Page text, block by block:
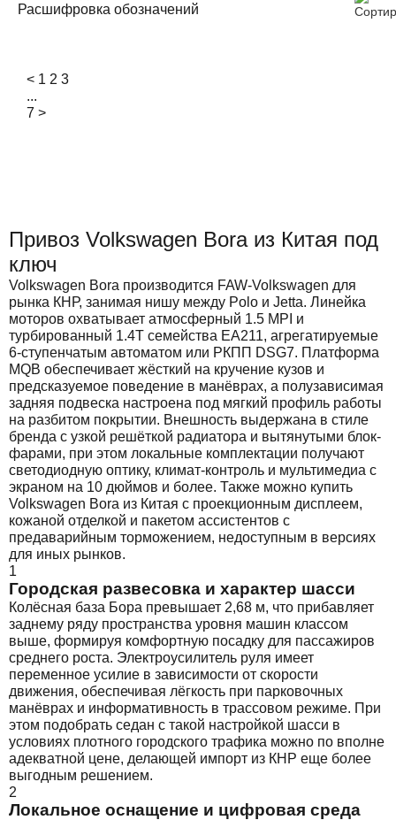
Расшифровка обозначений
< 1 2 3
...
7 >
Привоз Volkswagen Bora из Китая под
ключ
Volkswagen Bora производится FAW-Volkswagen для
рынка КНР, занимая нишу между Polo и Jetta. Линейка
моторов охватывает атмосферный 1.5 MPI и
турбированный 1.4T семейства EA211, агрегатируемые
6-ступенчатым автоматом или РКПП DSG7. Платформа
MQB обеспечивает жёсткий на кручение кузов и
предсказуемое поведение в манёврах, а полузависимая
задняя подвеска настроена под мягкий профиль работы
на разбитом покрытии. Внешность выдержана в стиле
бренда с узкой решёткой радиатора и вытянутыми блок-
фарами, при этом локальные комплектации получают
светодиодную оптику, климат-контроль и мультимедиа с
экраном на 10 дюймов и более. Также можно купить
Volkswagen Bora из Китая с проекционным дисплеем,
кожаной отделкой и пакетом ассистентов с
предаварийным торможением, недоступным в версиях
для иных рынков.
1
Городская развесовка и характер шасси
Колёсная база Бора превышает 2,68 м, что прибавляет
заднему ряду пространства уровня машин классом
выше, формируя комфортную посадку для пассажиров
среднего роста. Электроусилитель руля имеет
переменное усилие в зависимости от скорости
движения, обеспечивая лёгкость при парковочных
манёврах и информативность в трассовом режиме. При
этом подобрать седан с такой настройкой шасси в
условиях плотного городского трафика можно по вполне
адекватной цене, делающей импорт из КНР еще более
выгодным решением.
2
Локальное оснащение и цифровая среда